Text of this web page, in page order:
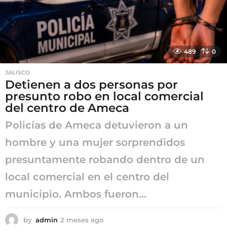
o
489 0
JALISCO
Detienen a dos personas por
presunto robo en local comercial
del centro de Ameca
Policías de Ameca detuvieron a un
hombre y una mujer sorprendidos
presuntamente robando dentro de un
local comercial en el centro del
municipio. Ambos fueron...
by admin 2 meses ago